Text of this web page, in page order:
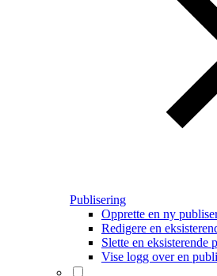
Publisering
Opprette en ny
Redigere en
Slette en eksisterende
Vise logg over en